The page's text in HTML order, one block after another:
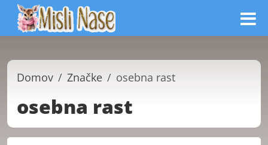
Domov Značke osebna rast
osebna rast